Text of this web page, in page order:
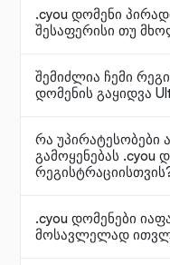
.cyou დომენი
შესაფერისი თუ
შემიძლია ჩემი
დომენის გაყიდვა
რა უპირატესობები
გამოყენებას .cyou
.cyou დომენები
მოსავლელად